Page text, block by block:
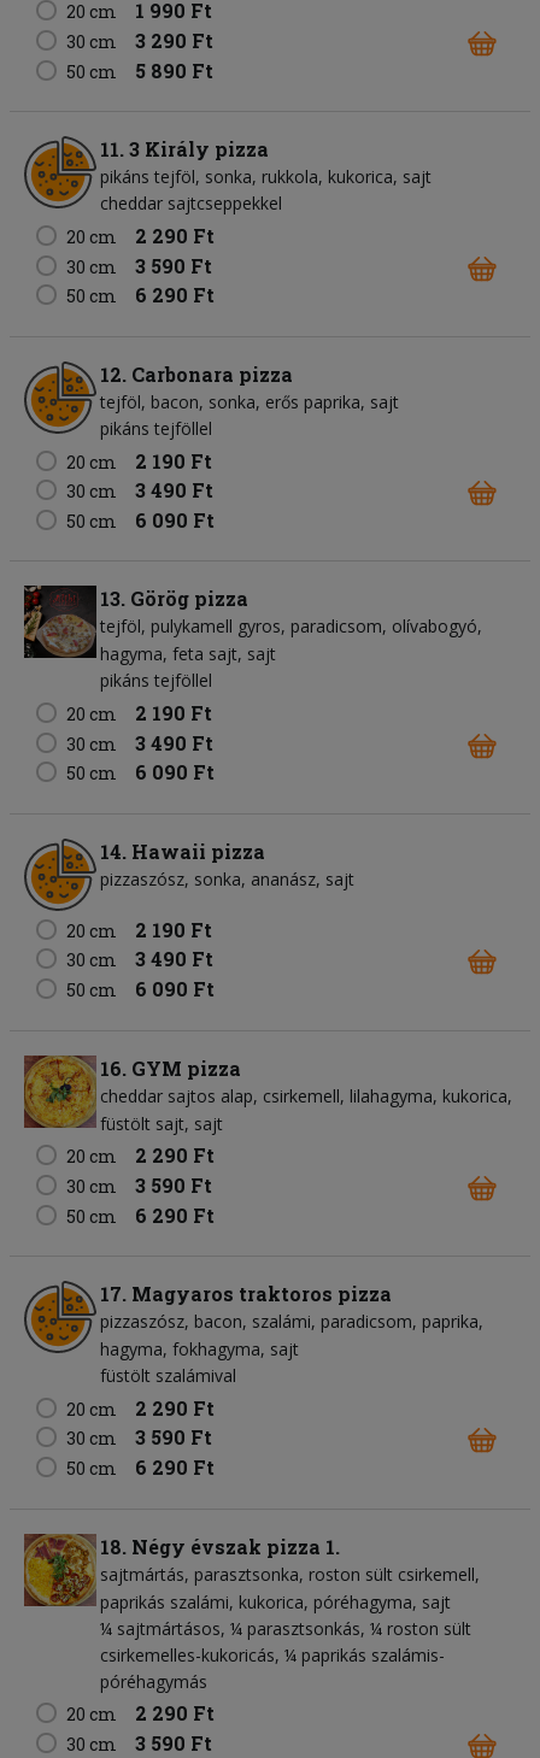
20 cm 1 990 Ft
30 cm 3 290 Ft
50 cm 5 890 Ft
11. 3 Király pizza
pikáns tejföl sonka rukkola kukorica sajt
cheddar sajtcseppekkel
20 cm
2 290 Ft
30 cm 3 590 Ft
50 cm 6 290 Ft
12. Carbonara pizza
tejföl bacon sonka erős paprika sajt
pikáns tejföllel
20 cm
2 190 Ft
30 cm 3 490 Ft
50 cm 6 090 Ft
13. Görög pizza
tejföl pulykamell gyros paradicsom olívabogyó
hagyma feta sajt sajt
pikáns tejföllel
20 cm
2 190 Ft
30 cm 3 490 Ft
50 cm 6 090 Ft
14. Hawaii pizza
pizzaszósz sonka ananász sajt
20 cm 2 190 Ft
30 cm 3 490 Ft
50 cm 6 090 Ft
16. GYM pizza
cheddar sajtos alap csirkemell lilahagyma kukorica
füstölt sajt sajt
20 cm
2 290 Ft
30 cm 3 590 Ft
50 cm 6 290 Ft
17. Magyaros traktoros pizza
pizzaszósz bacon szalámi paradicsom paprika
hagyma fokhagyma sajt
füstölt szalámival
20 cm
2 290 Ft
30 cm 3 590 Ft
50 cm 6 290 Ft
18. Négy évszak pizza 1.
sajtmártás parasztsonka roston sült csirkemell
paprikás szalámi kukorica póréhagyma sajt
¼ sajtmártásos, ¼ parasztsonkás, ¼ roston sült
csirkemelles-kukoricás, ¼ paprikás szalámis-
póréhagymás
20 cm
2 290 Ft
30 cm 3 590 Ft